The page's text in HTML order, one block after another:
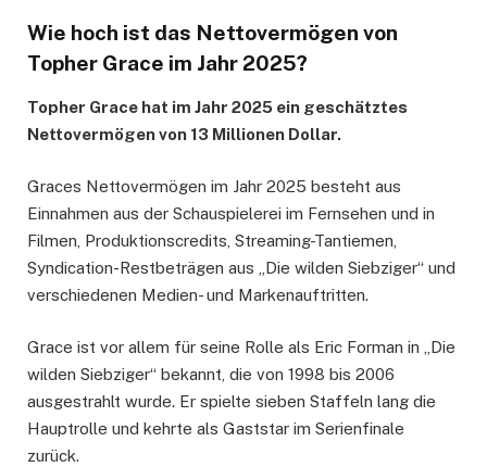
Wie hoch ist das Nettovermögen von
Topher Grace im Jahr 2025?
Topher Grace hat im Jahr 2025 ein geschätztes
Nettovermögen von 13 Millionen Dollar.
Graces Nettovermögen im Jahr 2025 besteht aus
Einnahmen aus der Schauspielerei im Fernsehen und in
Filmen, Produktionscredits, Streaming-Tantiemen,
Syndication-Restbeträgen aus „Die wilden Siebziger“ und
verschiedenen Medien- und Markenauftritten.
Grace ist vor allem für seine Rolle als Eric Forman in „Die
wilden Siebziger“ bekannt, die von 1998 bis 2006
ausgestrahlt wurde. Er spielte sieben Staffeln lang die
Hauptrolle und kehrte als Gaststar im Serienfinale
zurück.